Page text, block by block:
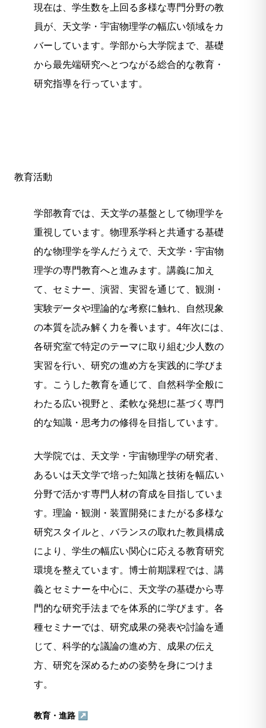
現在は、学生数を上回る多様な専門分野の教
員が、天文学・宇宙物理学の幅広い領域をカ
バーしています。学部から大学院まで、基礎
から最先端研究へとつながる総合的な教育・
研究指導を行っています。
教育活動
学部教育では、天文学の基盤として物理学を
重視しています。物理系学科と共通する基礎
的な物理学を学んだうえで、天文学・宇宙物
理学の専門教育へと進みます。講義に加え
て、セミナー、演習、実習を通じて、観測・
実験データや理論的な考察に触れ、自然現象
の本質を読み解く力を養います。4年次には、
各研究室で特定のテーマに取り組む少人数の
実習を行い、研究の進め方を実践的に学びま
す。こうした教育を通じて、自然科学全般に
わたる広い視野と、柔軟な発想に基づく専門
的な知識・思考力の修得を目指しています。
大学院では、天文学・宇宙物理学の研究者、
あるいは天文学で培った知識と技術を幅広い
分野で活かす専門人材の育成を目指していま
す。理論・観測・装置開発にまたがる多様な
研究スタイルと、バランスの取れた教員構成
により、学生の幅広い関心に応える教育研究
環境を整えています。博士前期課程では、講
義とセミナーを中心に、天文学の基礎から専
門的な研究手法までを体系的に学びます。各
種セミナーでは、研究成果の発表や討論を通
じて、科学的な議論の進め方、成果の伝え
方、研究を深めるための姿勢を身につけま
す。
教育・進路 ↗